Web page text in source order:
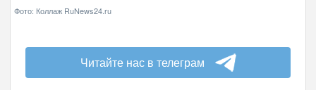
Фото: Коллаж RuNews24.ru
Читайте нас в телеграм